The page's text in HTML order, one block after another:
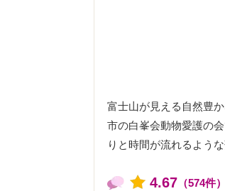
富士山が見える自然豊
市の白峯会動物愛護の
りと時間が流れるよう
4.67 （574件）